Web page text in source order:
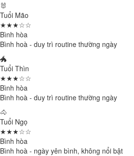
🐰
Tuổi Mão
★★★☆☆
Bình hòa
Bình hoà - duy trì routine thường ngày
🐲
Tuổi Thìn
★★★☆☆
Bình hòa
Bình hoà - duy trì routine thường ngày
🐴
Tuổi Ngọ
★★★☆☆
Bình hòa
Bình hoà - ngày yên bình, không nổi bật